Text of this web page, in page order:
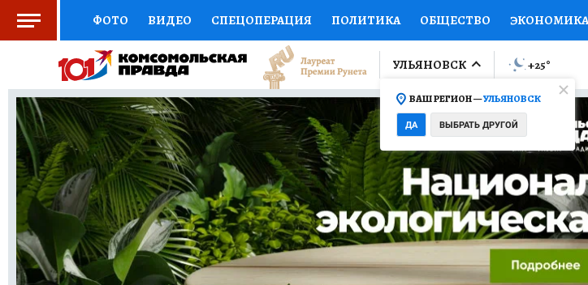
ФОТО ВИДЕО СПЕЦОПЕРАЦИЯ ПОЛИТИКА ОБЩЕСТВО ЭКОНОМИКА
СОЦПОДДЕРЖКА НАУКА СПОРТ КОЛУМНИСТЫ ПРОИСШЕСТВИЯ
ВЫБОР ЭКСПЕРТОВ ДОКТОР ФИНАНСЫ ОТКРЫВАЕМ МИР Я ЗНАЮ
КНИЖНАЯ ПОЛКА ПРОГНОЗЫ НА СПОРТ ПРОМОКОДЫ СЕРИАЛЫ
ПРЕСС-ЦЕНТР НЕДВИЖИМОСТЬ ТЕЛЕВИЗОР КОЛЛЕКЦИИ КОНКУРСЫ
РАДИО КП РЕКЛАМА ТЕСТЫ НОВОЕ НА САЙТЕ
УЛЬЯНОВСК
ВАШ РЕГИОН —УЛЬЯНОВСК
ДА ВЫБРАТЬ ДРУГОЙ
+25°